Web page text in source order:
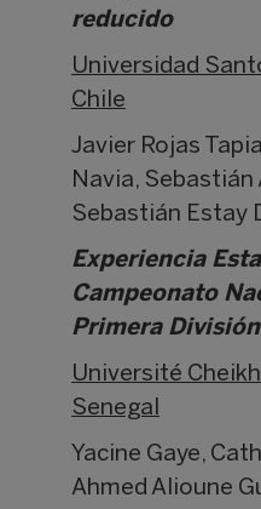
reducido
Universidad
Chile
Javier Rojas
Navia, Sebastián
Sebastián Estay
Experiencia
Campeonato
Primera
Université
Senegal
Yacine Gaye,
Ahmed Alioune